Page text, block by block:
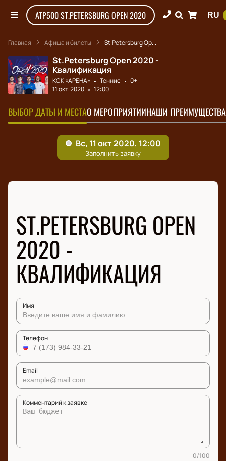
ATP500 ST.PETERSBURG OPEN 2020 RU
Главная Афиша и билеты St.Petersburg Op...
St.Petersburg Open 2020 -
Квалификация
КСК «АРЕНА» Теннис
0+
11 окт. 2020
12:00
ВЫБОР ДАТЫ И МЕСТАО МЕРОПРИЯТИИНАШИ ПРЕИМУЩЕСТВА
ST.PETERSBURG OPEN
2020 -
КВАЛИФИКАЦИЯ
Имя
Телефон
Email
Комментарий к заявке
0/100